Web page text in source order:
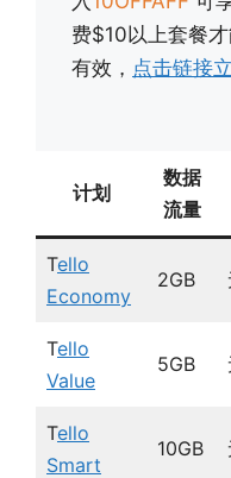
费$10以上套餐
有效， 点击链接
计划
数据
流量
Tello
Economy
2GB
Tello
Value
5GB
Tello
Smart
10GB